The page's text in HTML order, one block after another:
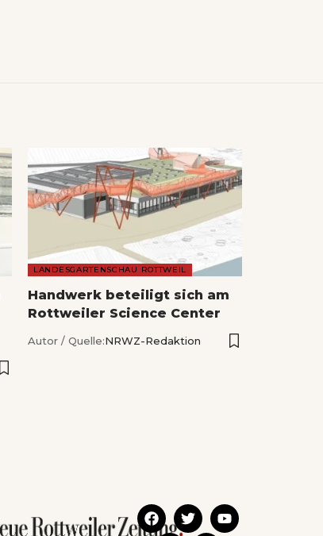
LANDESGARTENSCHAU ROTTWEIL
Handwerk beteiligt sich am
Rottweiler Science Center
Autor / Quelle:NRWZ-Redaktion